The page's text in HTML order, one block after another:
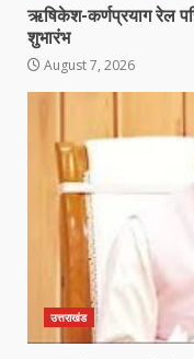
ऋषिकेश-कर्णप्रयाग रेल
शुभारंभ
August 7, 2026
उत्तराखंड